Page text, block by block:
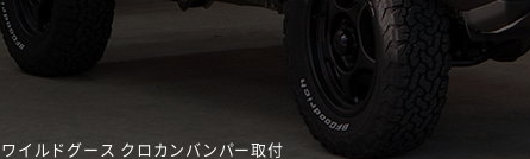
ワイルドグース クロカンバンパー取付